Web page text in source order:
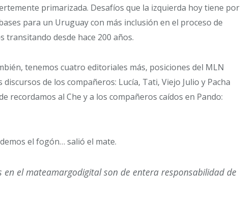
primarizada. Desafíos que la izquierda hoy tiene por
para un Uruguay con más inclusión en el proceso de
transitando desde hace 200 años.
tenemos cuatro editoriales más, posiciones del MLN
de los compañeros: Lucía, Tati, Viejo Julio y Pacha
recordamos al Che y a los compañeros caídos en Pando:
el fogón… salió el mate.
en el mateamargodigital son de entera responsabilidad de